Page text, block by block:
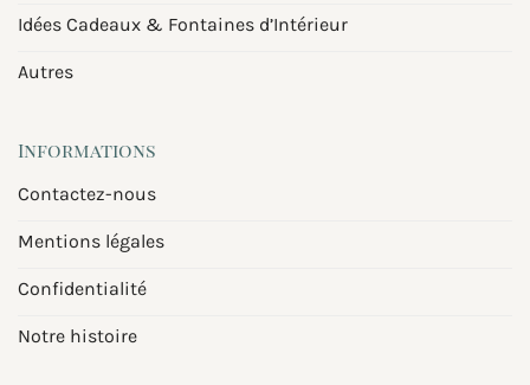
Idées Cadeaux & Fontaines d’Intérieur
Autres
Informations
Contactez-nous
Mentions légales
Confidentialité
Notre histoire